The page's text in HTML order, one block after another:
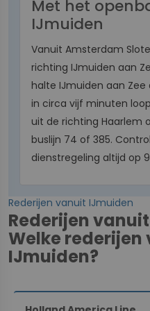
Met het
IJmuiden
Vanuit Amsterdam
richting IJmuiden aan
halte IJmuiden aan Zee
in circa vijf minuten
uit de richting Haarlem
buslijn 74 of 385.
dienstregeling altijd op
Rederijen vanuit IJmuiden
Rederijen
Welke
IJmuiden?